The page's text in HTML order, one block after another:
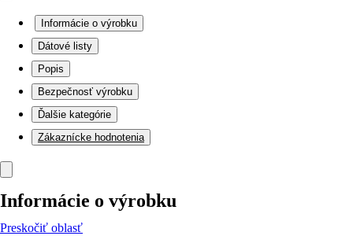
Informácie o výrobku
Dátové listy
Popis
Bezpečnosť výrobku
Ďalšie kategórie
Zákaznícke hodnotenia
Informácie o výrobku
Preskočiť oblasť